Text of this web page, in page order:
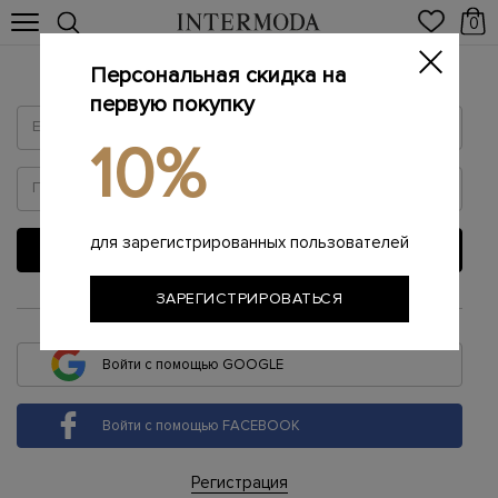
0
Войти
ВОЙТИ
или
Войти с помощью GOOGLE
Войти с помощью FACEBOOK
Регистрация
Персональная скидка на
первую покупку
10%
для зарегистрированных пользователей
ЗАРЕГИСТРИРОВАТЬСЯ